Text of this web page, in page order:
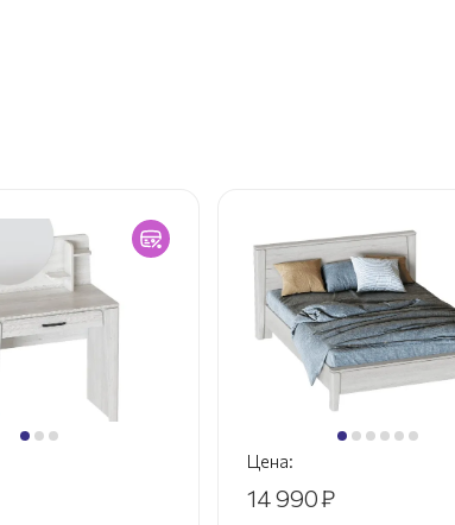
Цена:
14 990₽